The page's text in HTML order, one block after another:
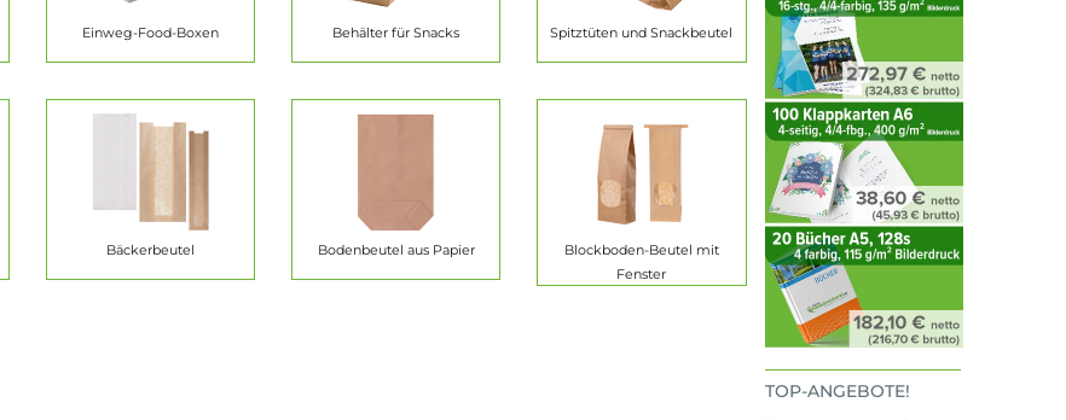
Einweg-Food-Boxen Behälter für Snacks Spitztüten und Snackbeutel
Bäckerbeutel Bodenbeutel aus Papier
Blockboden-Beutel mit
Fenster
TOP-ANGEBOTE!